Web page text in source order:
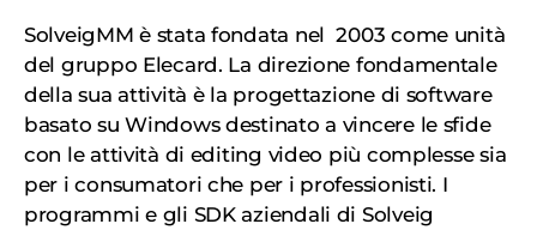
SolveigMM è stata fondata nel 2003 come unità
del gruppo Elecard. La direzione fondamentale
della sua attività è la progettazione di software
basato su Windows destinato a vincere le sfide
con le attività di editing video più complesse sia
per i consumatori che per i professionisti. I
programmi e gli SDK aziendali di Solveig